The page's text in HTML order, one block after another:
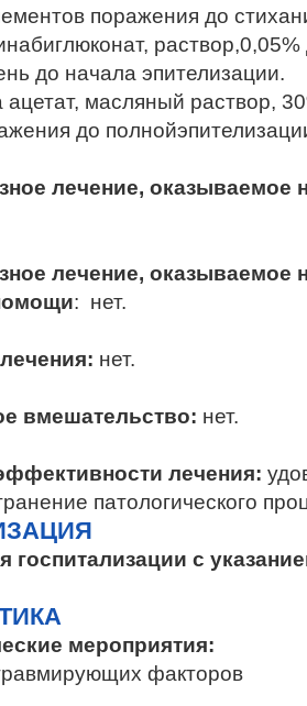
поражения до
до начала эпителизации.
масляный раствор,
до
лечение, оказываемое
лечение, оказываемое
: нет.
нет.
вмешательство: нет.
лечения:
патологического
госпитализации с
мероприятия:
факторов